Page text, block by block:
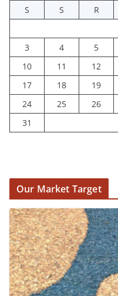
S
S R
3
4 5
10
11 12
17
18 19
24
25 26
31
Our Market Target